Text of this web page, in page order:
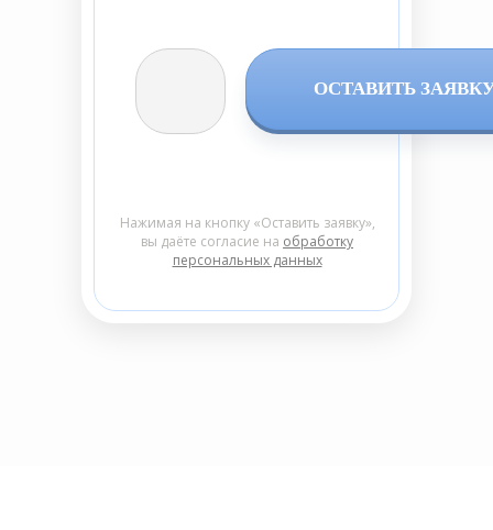
ОСТАВИТЬ
Нажимая на кнопку «Оставить заявку»,
вы даёте согласие на обработку
персональных данных